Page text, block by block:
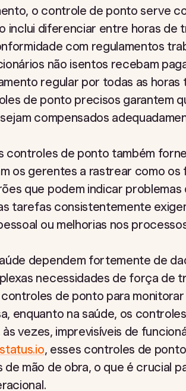
o controle de ponto serve
inclui diferenciar entre horas de
com regulamentos
não isentos recebam
regular por todas as horas
de ponto precisos garantem
compensados
controles de ponto também
os gerentes a rastrear como os
que podem indicar
tarefas consistentemente
ou melhorias nos
dependem fortemente de
necessidades de força de
de ponto para
enquanto na saúde, os
vezes, imprevisíveis de
, esses controles de
mão de obra, o que é crucial